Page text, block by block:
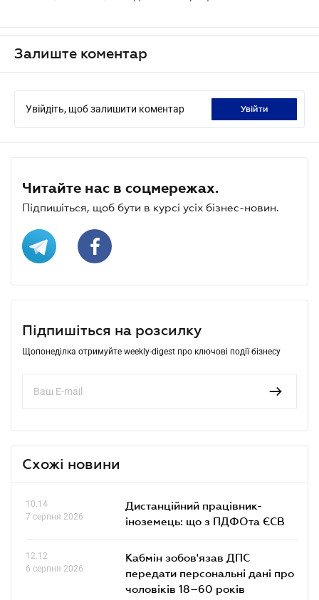
Залиште коментар
Увійдіть, щоб залишити коментар увійти
Читайте нас в соцмережах.
Підпишіться, щоб бути в курсі усіх бізнес-новин.
Підпишіться на розсилку
Щопонеділка отримуйте weekly-digest про ключові події бізнесу
Схожі новини
10.14
7 серпня 2026
Дистанційний працівник-
іноземець: що з ПДФОта ЄСВ
12.12
6 серпня 2026
Кабмін зобов'язав ДПС
передати персональні дані про
чоловіків 18–60 років